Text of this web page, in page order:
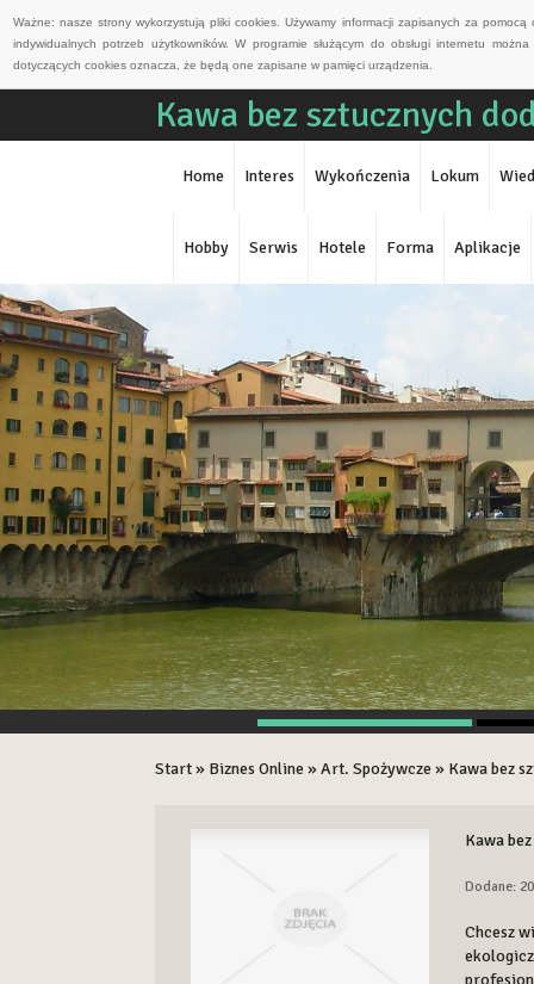
Ważne: nasze strony wykorzystują pliki cookies. Używamy informacji zapisanych za
indywidualnych potrzeb użytkowników. W programie służącym do obsługi internetu
dotyczących cookies oznacza, że będą one zapisane w pamięci urządzenia.
Kawa bez sztucznych
Home Interes Wykończenia Lokum
Hobby Serwis Hotele Forma Aplikacje
Start» Biznes Online »Art. Spożywcze » Kawa bez
Kawa
Dodane:
Chcesz